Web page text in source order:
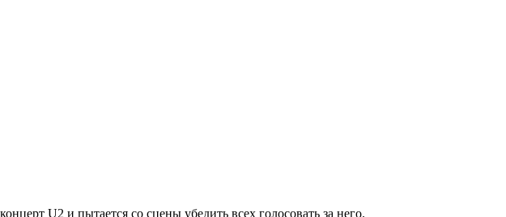
U2 и пытается со сцены убедить всех голосовать за него.